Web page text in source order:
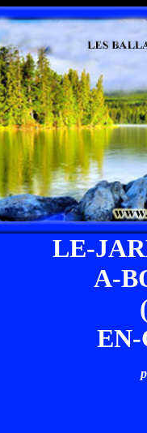
LE-
A-